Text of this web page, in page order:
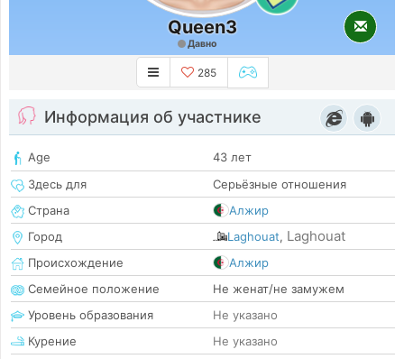
Queen3
Давно
285
Информация об участнике
Age
43 лет
Здесь для
Серьёзные отношения
Страна
Алжир
Город
Laghouat, Laghouat
Происхождение
Алжир
Семейное положение
Не женат/не замужем
Уровень образования
Не указано
Курение
Не указано